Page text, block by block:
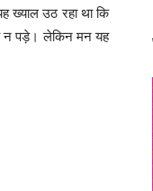
ख्याल उठ रहा था कि
न पड़े। लेकिन मन यह